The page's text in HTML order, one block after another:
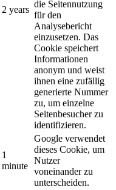
2 years
die Seitennutzung
für den
Analysebericht
einzusetzen. Das
Cookie speichert
Informationen
anonym und weist
ihnen eine zufällig
generierte Nummer
zu, um einzelne
Seitenbesucher zu
identifizieren.
1
minute
Google verwendet
dieses Cookie, um
Nutzer
voneinander zu
unterscheiden.